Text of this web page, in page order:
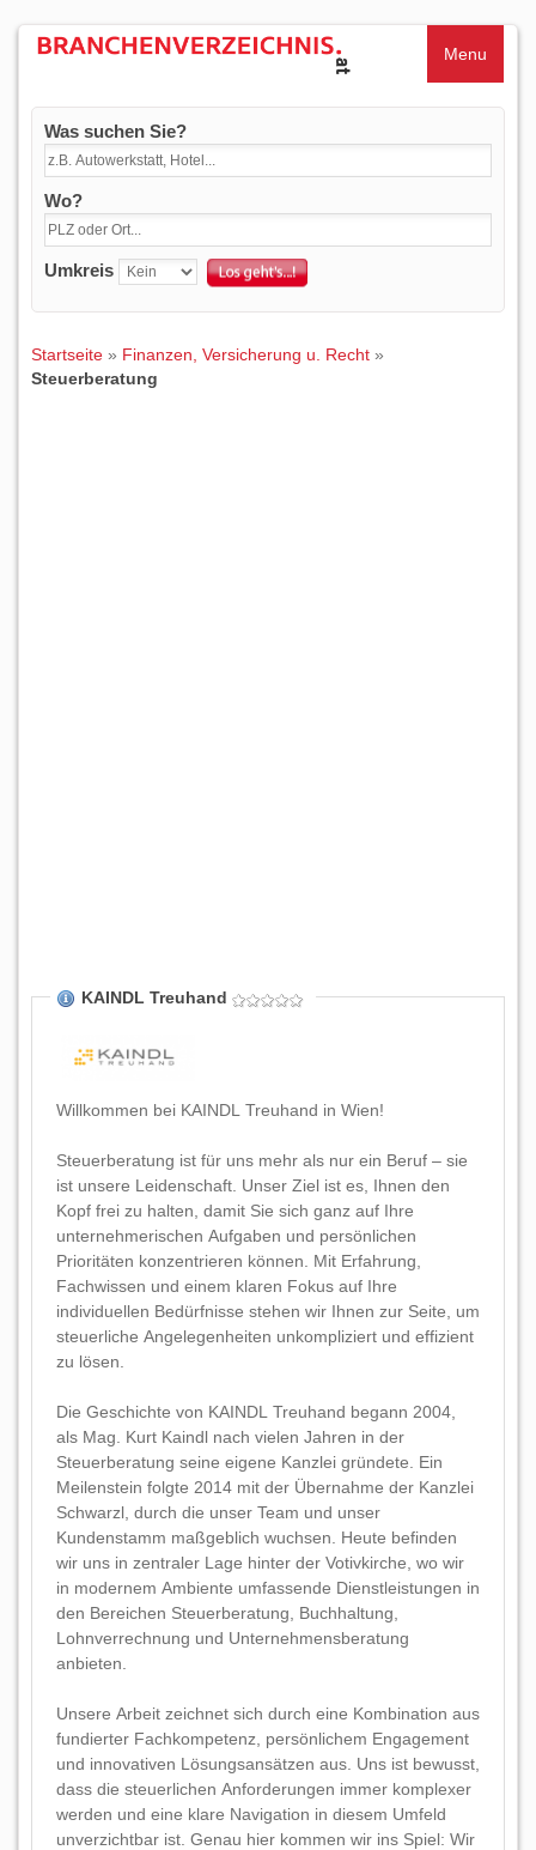
Menu
Was suchen Sie?
Wo?
Umkreis
Startseite » Finanzen, Versicherung u. Recht »
Steuerberatung
KAINDL Treuhand
Willkommen bei KAINDL Treuhand in Wien!
Steuerberatung ist für uns mehr als nur ein Beruf – sie
ist unsere Leidenschaft. Unser Ziel ist es, Ihnen den
Kopf frei zu halten, damit Sie sich ganz auf Ihre
unternehmerischen Aufgaben und persönlichen
Prioritäten konzentrieren können. Mit Erfahrung,
Fachwissen und einem klaren Fokus auf Ihre
individuellen Bedürfnisse stehen wir Ihnen zur Seite, um
steuerliche Angelegenheiten unkompliziert und effizient
zu lösen.
Die Geschichte von KAINDL Treuhand begann 2004,
als Mag. Kurt Kaindl nach vielen Jahren in der
Steuerberatung seine eigene Kanzlei gründete. Ein
Meilenstein folgte 2014 mit der Übernahme der Kanzlei
Schwarzl, durch die unser Team und unser
Kundenstamm maßgeblich wuchsen. Heute befinden
wir uns in zentraler Lage hinter der Votivkirche, wo wir
in modernem Ambiente umfassende Dienstleistungen in
den Bereichen Steuerberatung, Buchhaltung,
Lohnverrechnung und Unternehmensberatung
anbieten.
Unsere Arbeit zeichnet sich durch eine Kombination aus
fundierter Fachkompetenz, persönlichem Engagement
und innovativen Lösungsansätzen aus. Uns ist bewusst,
dass die steuerlichen Anforderungen immer komplexer
werden und eine klare Navigation in diesem Umfeld
unverzichtbar ist. Genau hier kommen wir ins Spiel: Wir